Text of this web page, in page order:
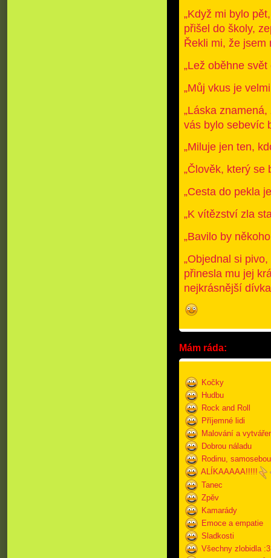
„Když mi bylo
přišel do školy,
Řekli mi, že jsem
„Lež oběhne
„Můj vkus je
„Láska
vás bylo sebevíc
„Miluje jen ten,
„Člověk, který se
„Cesta do pekla
„K vítězství zla
„Bavilo by
„Objednal si
přinesla mu jej
nejkrásnější
Mám ráda:
Kočky
Hudbu
Rock and Roll
Příjemné lidi
Malování a
Dobrou náladu
Rodinu, samosebou
ALÍKAAAAA!!!!!
Tanec
Zpěv
Kamarády
Emoce a empatie
Sladkosti
Všechny zlobidla :3